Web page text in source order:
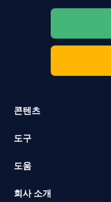
콘텐츠
도구
도움
회사 소개